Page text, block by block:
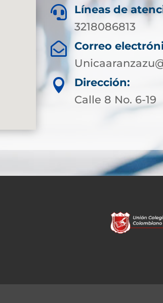

Líneas de
3218086813

Correo

Dirección:
Calle 8 No. 6-19